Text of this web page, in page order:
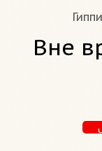
Вне